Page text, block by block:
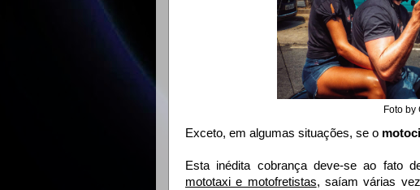
Foto by
Exceto, em algumas situações, se o
Esta inédita cobrança deve-se ao fato
mototaxi e motofretistas, saíam várias